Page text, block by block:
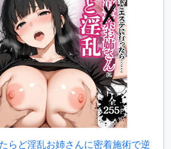
らど淫乱お姉さんに密着施術で逆